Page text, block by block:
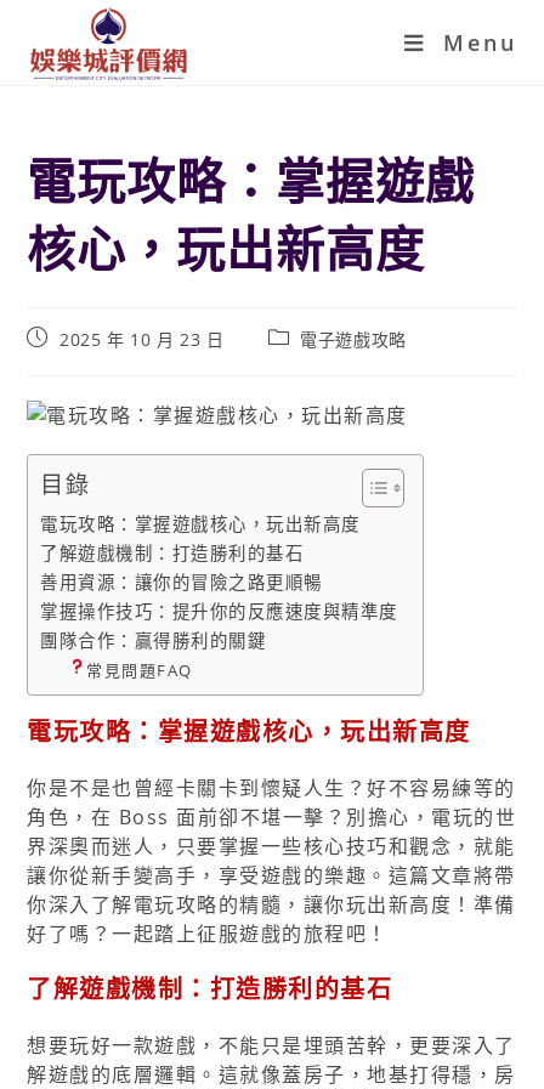
Menu
電玩攻略：掌握遊戲
核心，玩出新高度
2025 年 10 月 23 日 電子遊戲攻略
目錄
電玩攻略：掌握遊戲核心，玩出新高度
了解遊戲機制：打造勝利的基石
善用資源：讓你的冒險之路更順暢
掌握操作技巧：提升你的反應速度與精準度
團隊合作：贏得勝利的關鍵
常見問題FAQ
電玩攻略：掌握遊戲核心，玩出新高度
你是不是也曾經卡關卡到懷疑人生？好不容易練等的
角色，在 Boss 面前卻不堪一擊？別擔心，電玩的世
界深奧而迷人，只要掌握一些核心技巧和觀念，就能
讓你從新手變高手，享受遊戲的樂趣。這篇文章將帶
你深入了解電玩攻略的精髓，讓你玩出新高度！準備
好了嗎？一起踏上征服遊戲的旅程吧！
了解遊戲機制：打造勝利的基石
想要玩好一款遊戲，不能只是埋頭苦幹，更要深入了
解遊戲的底層邏輯。這就像蓋房子，地基打得穩，房